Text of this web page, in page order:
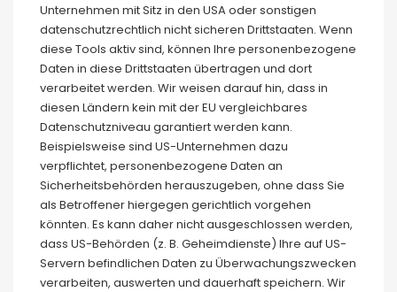
Unternehmen mit Sitz in den USA oder sonstigen
datenschutzrechtlich nicht sicheren Drittstaaten. Wenn
diese Tools aktiv sind, können Ihre personenbezogene
Daten in diese Drittstaaten übertragen und dort
verarbeitet werden. Wir weisen darauf hin, dass in
diesen Ländern kein mit der EU vergleichbares
Datenschutzniveau garantiert werden kann.
Beispielsweise sind US-Unternehmen dazu
verpflichtet, personenbezogene Daten an
Sicherheitsbehörden herauszugeben, ohne dass Sie
als Betroffener hiergegen gerichtlich vorgehen
könnten. Es kann daher nicht ausgeschlossen werden,
dass US-Behörden (z. B. Geheimdienste) Ihre auf US-
Servern befindlichen Daten zu Überwachungszwecken
verarbeiten, auswerten und dauerhaft speichern. Wir